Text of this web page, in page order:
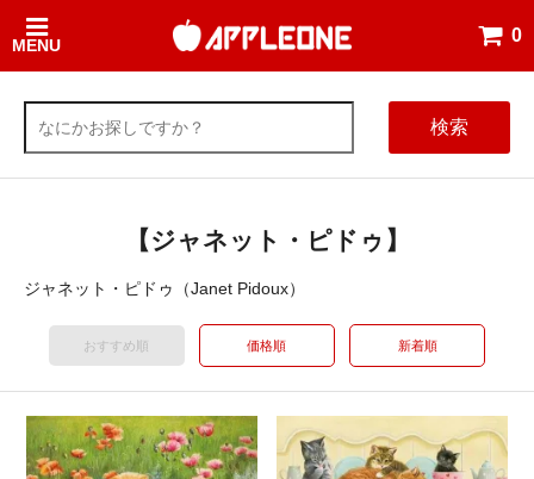
MENU
0
検索
【ジャネット・ピドゥ】
ジャネット・ピドゥ（Janet Pidoux）
おすすめ順 価格順 新着順